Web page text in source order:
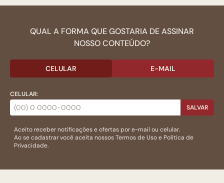
QUAL A FORMA QUE GOSTARIA DE ASSINAR
NOSSO CONTEÚDO?
CELULAR E-MAIL
CELULAR:
SALVAR
Aceito receber notificações e ofertas por e-mail ou celular.
Ao se cadastrar você aceita nossosTermos de Usoe Politica de
Privacidade.